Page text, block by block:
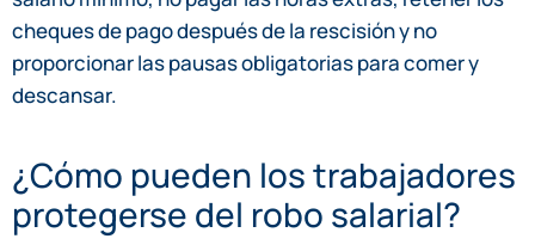
cheques de pago después de la rescisión y no
proporcionar las pausas obligatorias para comer y
descansar.
¿Cómo pueden los trabajadores
protegerse del robo salarial?